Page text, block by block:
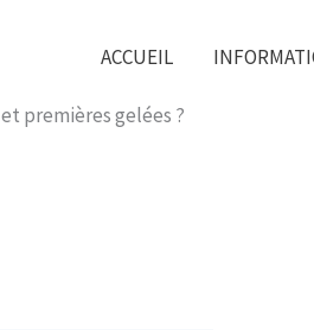
ACCUEIL
premières gelées ?